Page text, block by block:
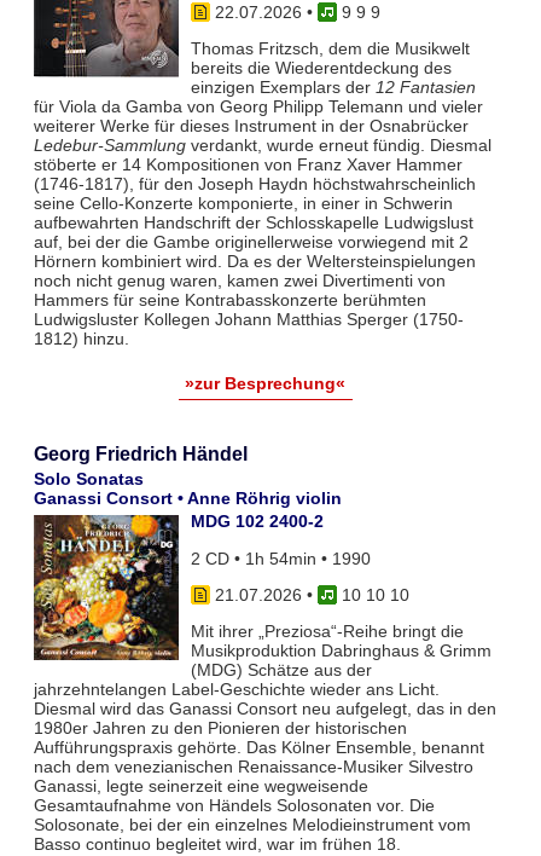
22.07.2026 •
9 9 9
Thomas Fritzsch, dem die Musikwelt
bereits die Wiederentdeckung des
einzigen Exemplars der 12 Fantasien
für Viola da Gamba von Georg Philipp Telemann und vieler
weiterer Werke für dieses Instrument in der Osnabrücker
Ledebur-Sammlungverdankt, wurde erneut fündig. Diesmal
stöberte er 14 Kompositionen von Franz Xaver Hammer
(1746-1817), für den Joseph Haydn höchstwahrscheinlich
seine Cello-Konzerte komponierte, in einer in Schwerin
aufbewahrten Handschrift der Schlosskapelle Ludwigslust
auf, bei der die Gambe originellerweise vorwiegend mit 2
Hörnern kombiniert wird. Da es der Weltersteinspielungen
noch nicht genug waren, kamen zwei Divertimenti von
Hammers für seine Kontrabasskonzerte berühmten
Ludwigsluster Kollegen Johann Matthias Sperger (1750-
1812) hinzu.
»zur Besprechung«
Georg Friedrich Händel
Solo Sonatas
Ganassi Consort • Anne Röhrig violin
MDG 102 2400-2
2 CD • 1h 54min • 1990
21.07.2026 •
10 10 10
Mit ihrer „Preziosa“-Reihe bringt die
Musikproduktion Dabringhaus & Grimm
(MDG) Schätze aus der
jahrzehntelangen Label-Geschichte wieder ans Licht.
Diesmal wird das Ganassi Consort neu aufgelegt, das in den
1980er Jahren zu den Pionieren der historischen
Aufführungspraxis gehörte. Das Kölner Ensemble, benannt
nach dem venezianischen Renaissance-Musiker Silvestro
Ganassi, legte seinerzeit eine wegweisende
Gesamtaufnahme von Händels Solosonaten vor. Die
Solosonate, bei der ein einzelnes Melodieinstrument vom
Basso continuo begleitet wird, war im frühen 18.